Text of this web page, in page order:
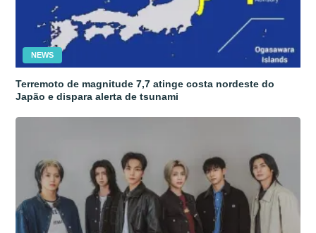
NEWS
Terremoto de magnitude 7,7 atinge costa nordeste do
Japão e dispara alerta de tsunami